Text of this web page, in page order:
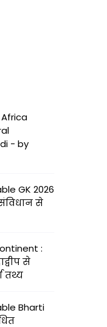
Africa
- by
GK 2026
से
:
से
तथ्य
Bharti